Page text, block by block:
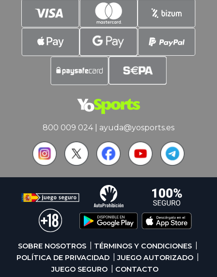
800 009 024| ayuda@yosports.es
SOBRE NOSOTROS
TÉRMINOS Y CONDICIONES
POLÍTICA DE PRIVACIDAD
JUEGO AUTORIZADO
JUEGO SEGURO
CONTACTO